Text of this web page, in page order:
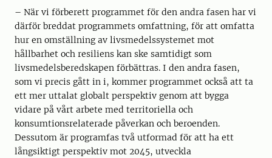
– När vi förberett programmet för den andra fasen har vi
därför breddat programmets omfattning, för att omfatta
hur en omställning av livsmedelssystemet mot
hållbarhet och resiliens kan ske samtidigt som
livsmedelsberedskapen förbättras. I den andra fasen,
som vi precis gått in i, kommer programmet också att ta
ett mer uttalat globalt perspektiv genom att bygga
vidare på vårt arbete med territoriella och
konsumtionsrelaterade påverkan och beroenden.
Dessutom är programfas två utformad för att ha ett
långsiktigt perspektiv mot 2045, utveckla